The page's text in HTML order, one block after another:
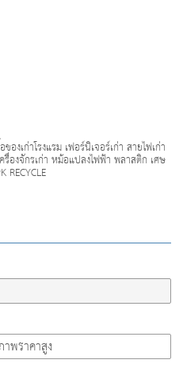
งเก่าโรงแรม เฟอร์นิเจอร์เก่า สายไฟเก่า
รื่องจักรเก่า หม้อแปลงไฟฟ้า พลาสติก เศษ
RECYCLE